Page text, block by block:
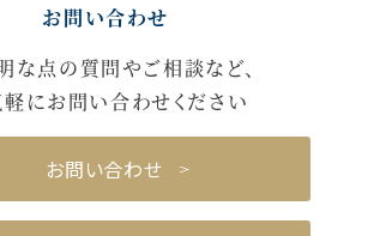
お問い合わせ
な点の質問やご相談など、
にお問い合わせください
お問い合わせ